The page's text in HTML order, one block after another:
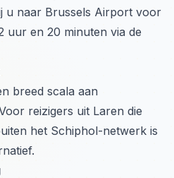
u naar Brussels Airport voor
uur en 20 minuten via de
breed scala aan
reizigers uit Laren die
het Schiphol-netwerk is